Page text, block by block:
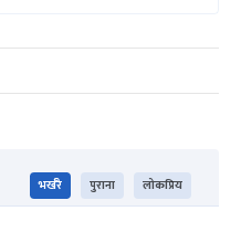
भर्खरै पुराना लोकप्रिय